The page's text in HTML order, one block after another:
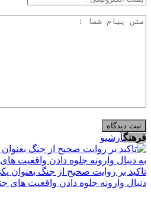
فرهنگآرشیو
تاکید بر روایت صحیح از جنگ بعنوان
دنبال وارونه جلوه دادن واقعیت های